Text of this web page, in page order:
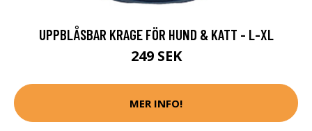
UPPBLÅSBAR KRAGE FÖR HUND & KATT - L-XL
249 SEK
MER INFO!